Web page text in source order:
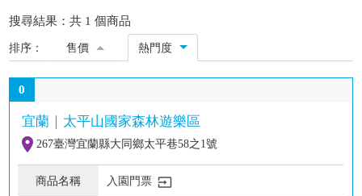
搜尋結果：共 1 個商品
排序： 售價 熱門度
0
宜蘭｜太平山國家森林遊樂區
267臺灣宜蘭縣大同鄉太平巷58之1號
入園門票